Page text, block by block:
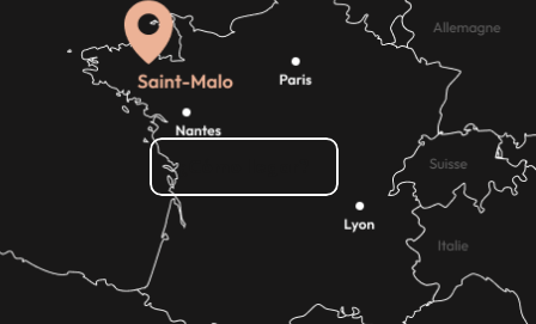
¿Cómo llegar?